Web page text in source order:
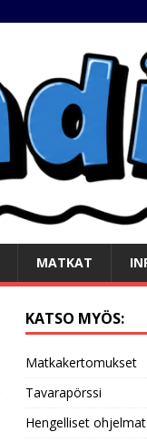
MATKAT
KATSO MYÖS:
Matkakertomukset
Tavarapörssi
Hengelliset ohjelmat